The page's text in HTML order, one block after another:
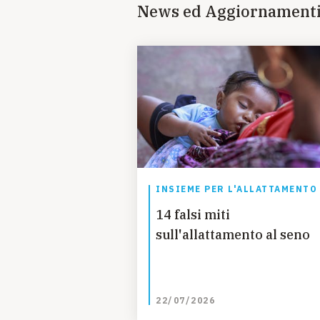
strutture
assistere le
più recenti
promozione
Cursi,
News ed Aggiornamenti
INSIEME PER L'ALLATTAMENTO
14 falsi miti
sull'allattamento al seno
22/07/2026